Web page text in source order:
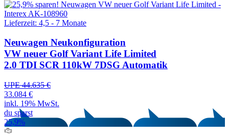
Lieferzeit: 4,5 - 7 Monate
Neuwagen Neukonfiguration
VW neuer Golf Variant Life Limited
2.0 TDI SCR 110kW 7DSG Automatik
UPE 44.635 €
33.084 €
inkl. 19% MwSt.
du sparst
25,9%